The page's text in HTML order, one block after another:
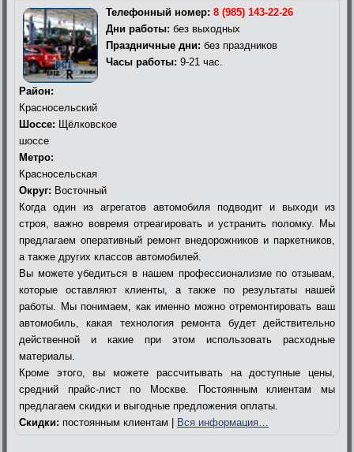
Телефонный номер: 8 (985) 143-22-26
Дни работы: без выходных
Праздничные дни: без праздников
Часы работы: 9-21 час.
Район:
Красносельский
Шоссе: Щёлковское
шоссе
Метро:
Красносельская
Округ: Восточный
Когда один из агрегатов автомобиля подводит и выходи из
строя, важно вовремя отреагировать и устранить поломку. Мы
предлагаем оперативный ремонт внедорожников и паркетников,
а также других классов автомобилей.
Вы можете убедиться в нашем профессионализме по отзывам,
которые оставляют клиенты, а также по результаты нашей
работы. Мы понимаем, как именно можно отремонтировать ваш
автомобиль, какая технология ремонта будет действительно
действенной и какие при этом использовать расходные
материалы.
Кроме этого, вы можете рассчитывать на доступные цены,
средний прайс-лист по Москве. Постоянным клиентам мы
предлагаем скидки и выгодные предложения оплаты.
Скидки: постоянным клиентам | Вся информация…